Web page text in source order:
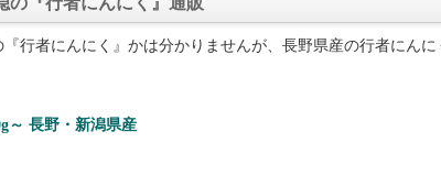
菌力を持っているので、食中毒予防と感染症予防の効果がある
復に欠かせないビタミンB1の吸収を助ける